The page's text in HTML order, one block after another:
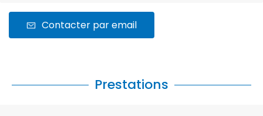
Contacter par email
Prestations